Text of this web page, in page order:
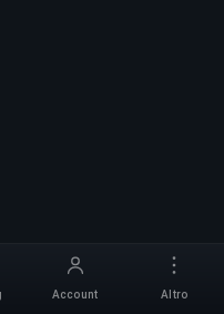
Account Altro